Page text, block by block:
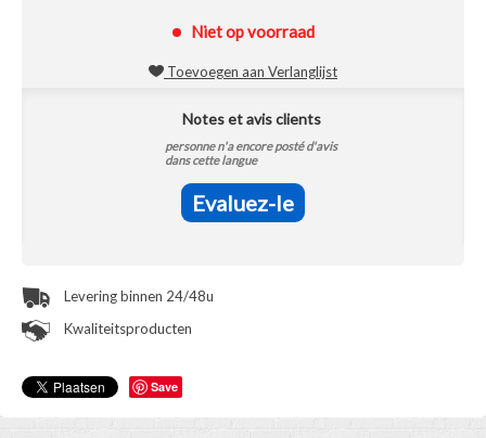
Save
Niet op voorraad
Toevoegen aan Verlanglijst
Notes et avis clients
personne n'a encore posté d'avis
dans cette langue
Evaluez-le
Levering binnen 24/48u
Kwaliteitsproducten